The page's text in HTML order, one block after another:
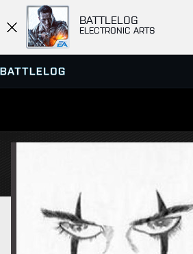
BATTLELOG
ELECTRONIC ARTS
SERVER-BROWSER